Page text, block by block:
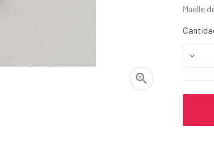

Muelle